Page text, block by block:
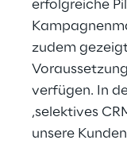
erfolgreiche
zudem
verfügen. In
‚selektives
unsere